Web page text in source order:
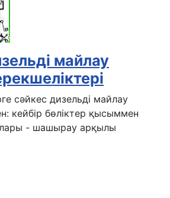
майлау
сәйкес дизельді майлау
кейбір бөліктер қысыммен
- шашырау арқылы